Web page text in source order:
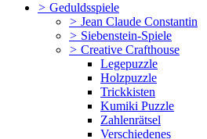
> Geduldsspiele
> Jean Claude Constantin
> Siebenstein-Spiele
> Creative Crafthouse
Legepuzzle
Holzpuzzle
Trickkisten
Kumiki Puzzle
Zahlenrätsel
Verschiedenes